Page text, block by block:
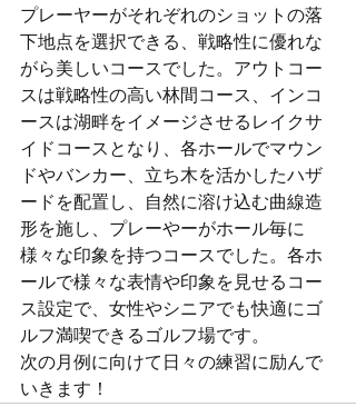
プレーヤーがそれぞれのショットの落
下地点を選択できる、戦略性に優れな
がら美しいコースでした。アウトコー
スは戦略性の高い林間コース、インコ
ースは湖畔をイメージさせるレイクサ
イドコースとなり、各ホールでマウン
ドやバンカー、立ち木を活かしたハザ
ードを配置し、自然に溶け込む曲線造
形を施し、プレーやーがホール毎に
様々な印象を持つコースでした。各ホ
ールで様々な表情や印象を見せるコー
ス設定で、女性やシニアでも快適にゴ
ルフ満喫できるゴルフ場です。
次の月例に向けて日々の練習に励んで
いきます！